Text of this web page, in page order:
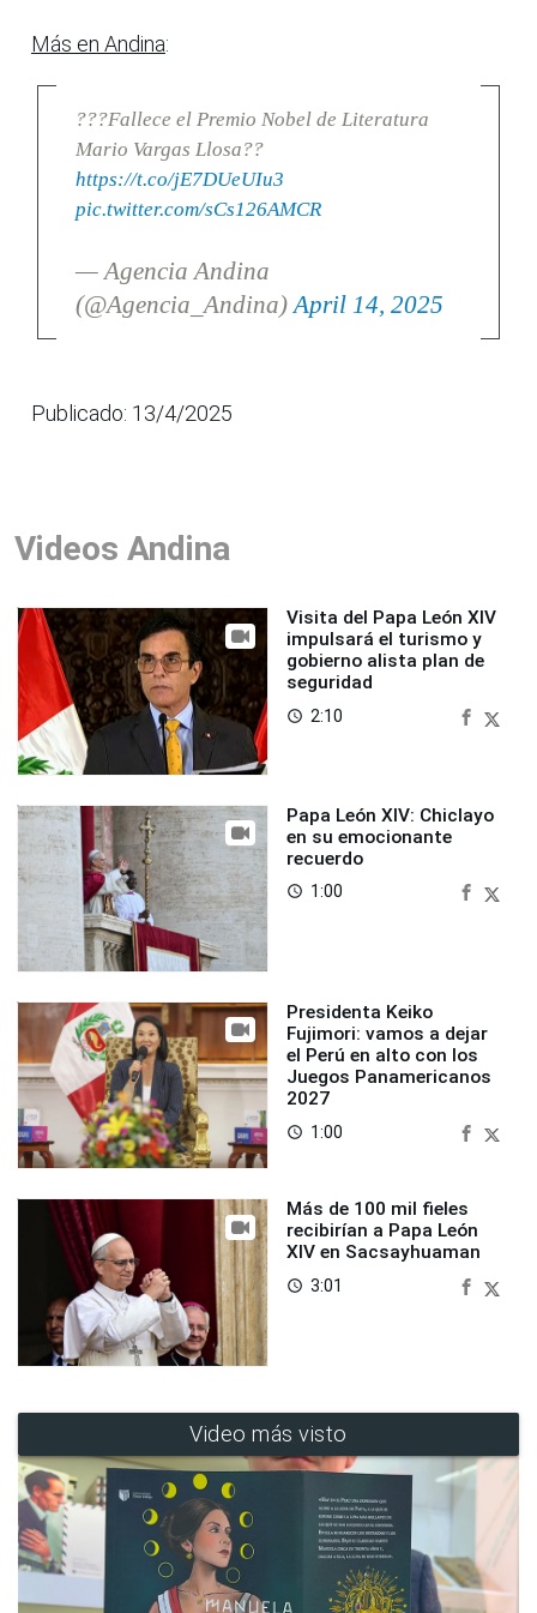
Más en Andina:
???Fallece el Premio Nobel de Literatura
Mario Vargas Llosa??
https://t.co/jE7DUeUIu3
pic.twitter.com/sCs126AMCR
— Agencia Andina
(@Agencia_Andina) April 14, 2025
Publicado: 13/4/2025
Videos Andina
Visita del Papa León XIV
impulsará el turismo y
gobierno alista plan de
seguridad
access_time 2:10
Papa León XIV: Chiclayo
en su emocionante
recuerdo
access_time 1:00
Presidenta Keiko
Fujimori: vamos a dejar
el Perú en alto con los
Juegos Panamericanos
2027
access_time 1:00
Más de 100 mil fieles
recibirían a Papa León
XIV en Sacsayhuaman
access_time 3:01
Video más visto